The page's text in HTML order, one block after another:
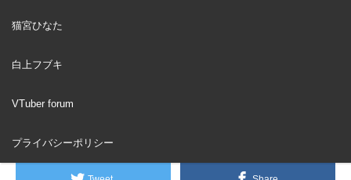
猫宮ひなた
白上フブキ
VTuber forum
プライバシーポリシー
【5/21】ペーター週間３日目な狐だなも【あ